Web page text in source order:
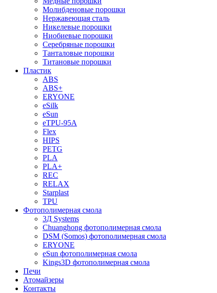
Молибденовые порошки
Нержавеющая сталь
Никелевые порошки
Ниобиевые порошки
Серебряные порошки
Танталовые порошки
Титановые порошки
Пластик
ABS
ABS+
ERYONE
eSilk
eSun
eTPU-95A
Flex
HIPS
PETG
PLA
PLA+
REC
RELAX
Starplast
TPU
Фотополимерная смола
3Д Systems
Chuanghong фотополимерная смола
DSM (Somos) фотополимерная смола
ERYONE
eSun фотополимерная смола
Kings3D фотополимерная смола
Печи
Атомайзеры
Контакты